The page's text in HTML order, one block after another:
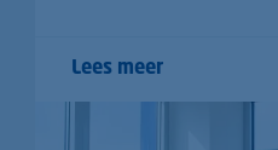
Lees meer